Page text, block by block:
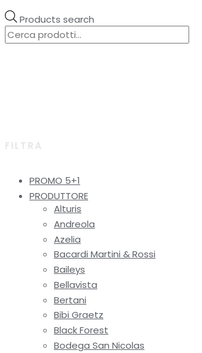
Products search
FILTRA
PROMO 5+1
PRODUTTORE
Alturis
Andreola
Azelia
Bacardi Martini & Rossi
Baileys
Bellavista
Bertani
Bibi Graetz
Black Forest
Bodega San Nicolas